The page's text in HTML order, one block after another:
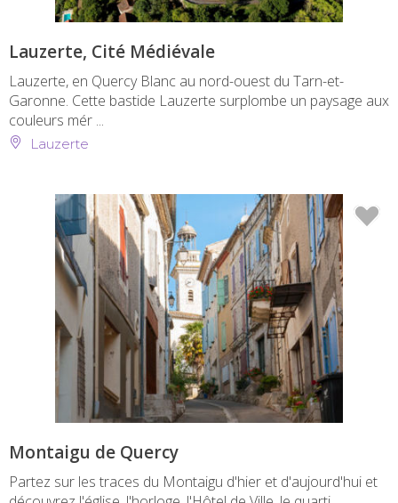
Lauzerte, Cité Médiévale
Lauzerte, en Quercy Blanc au nord-ouest du Tarn-et-
Garonne. Cette bastide Lauzerte surplombe un paysage aux
couleurs mér ...
Lauzerte
Montaigu de Quercy
Partez sur les traces du Montaigu d'hier et d'aujourd'hui et